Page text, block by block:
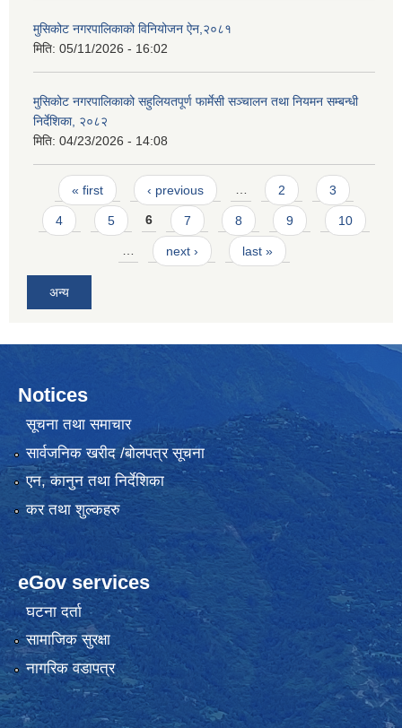
मुसिकोट नगरपालिकाको विनियोजन ऐन,२०८१
मिति: 05/11/2026 - 16:02
मुसिकोट नगरपालिकाको सहुलियतपूर्ण फार्मेसी सञ्चालन तथा नियमन सम्बन्धी
निर्देशिका, २०८२
मिति: 04/23/2026 - 14:08
Pages
« first ‹ previous … 2 3
4 5 6 7 8 9 10
… next › last »
अन्य
Notices
सूचना तथा समाचार
सार्वजनिक खरीद /बोलपत्र सूचना
एन, कानुन तथा निर्देशिका
कर तथा शुल्कहरु
eGov services
घटना दर्ता
सामाजिक सुरक्षा
नागरिक वडापत्र